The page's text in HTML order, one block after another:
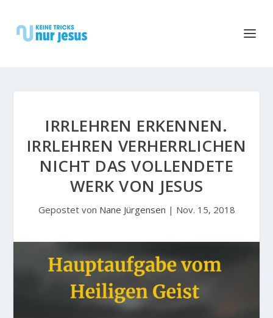
IRRLEHREN ERKENNEN.
IRRLEHREN VERHERRLICHEN
NICHT DAS VOLLENDETE
WERK VON JESUS
Gepostet von Nane Jürgensen | Nov. 15, 2018